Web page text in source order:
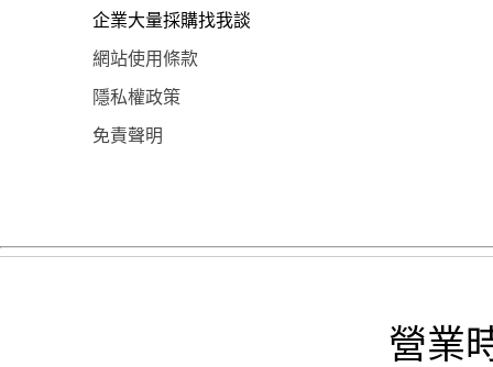
企業大量採購找我談
網站使用條款
隱私權政策
免責聲明
營業